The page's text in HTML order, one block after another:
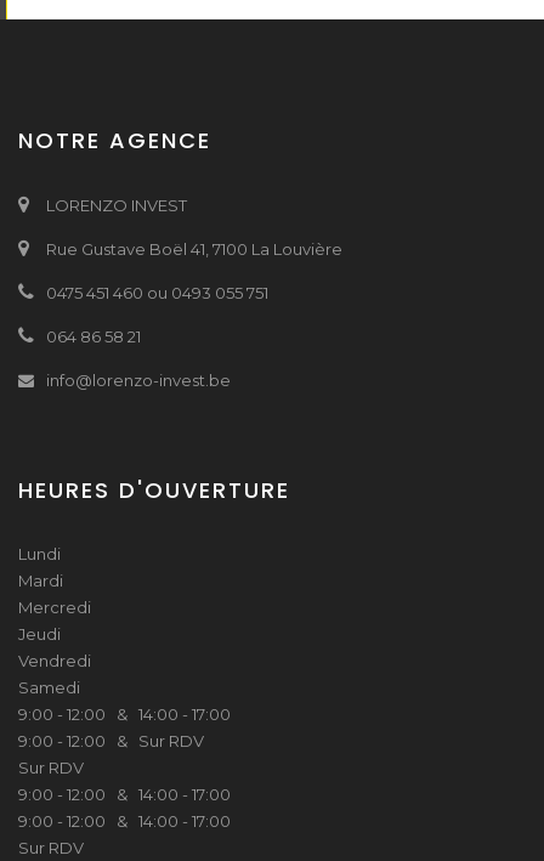
NOTRE AGENCE
LORENZO INVEST
Rue Gustave Boël 41, 7100 La Louvière
0475 451 460 ou 0493 055 751
064 86 58 21
info@lorenzo-invest.be
HEURES D'OUVERTURE
Lundi
Mardi
Mercredi
Jeudi
Vendredi
Samedi
9:00 - 12:00 & 14:00 - 17:00
9:00 - 12:00 & Sur RDV
Sur RDV
9:00 - 12:00 & 14:00 - 17:00
9:00 - 12:00 & 14:00 - 17:00
Sur RDV